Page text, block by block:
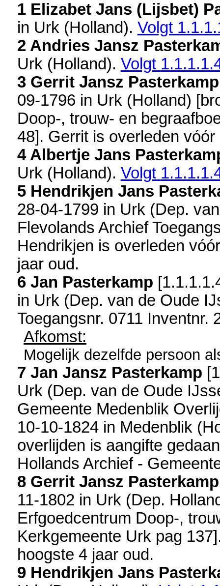
1 Elizabet Jans (Lijsbet)
in Urk (Holland). Volgt
2 Andries Jansz
Urk (Holland). Volgt
3 Gerrit Jansz Pasterkamp
09-1796 in Urk (Holland) [
Doop-, trouw- en
48]. Gerrit is overleden
4 Albertje Jans
Urk (Holland). Volgt
5 Hendrikjen Jans
28-04-1799 in Urk (Dep.
Flevolands Archief
Hendrikjen is overleden
jaar oud.
6 Jan Pasterkamp [
in Urk (Dep. van de Oude
Toegangsnr. 0711 Inventnr.
Afkomst:
Mogelijk dezelfde persoon
7 Jan Jansz Pasterkamp [
Urk (Dep. van de Oude
Gemeente Medenblik
10-10-1824 in Medenblik
overlijden is aangifte
Hollands Archief -
8 Gerrit Jansz Pasterkamp
11-1802 in Urk (Dep.
Erfgoedcentrum Doop-,
Kerkgemeente Urk pag 137
hoogste 4 jaar oud.
9 Hendrikjen Jans